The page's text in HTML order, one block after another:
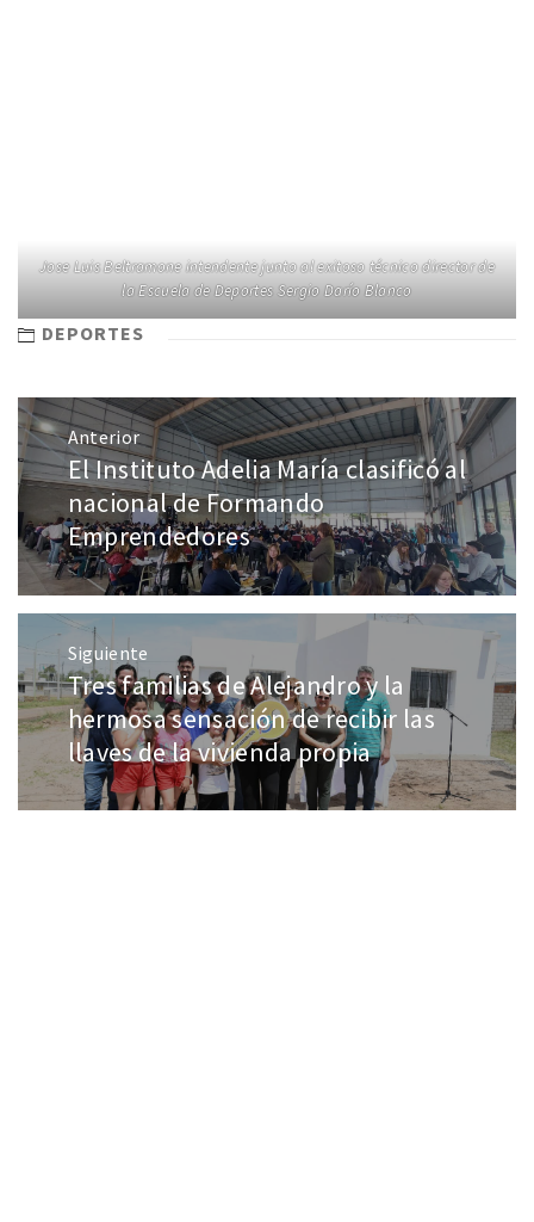
Jose Luis Beltramone intendente junto al exitoso técnico director de
la Escuela de Deportes Sergio Darío Blanco
DEPORTES
Anterior
El Instituto Adelia María clasificó al
nacional de Formando
Emprendedores
Siguiente
Tres familias de Alejandro y la
hermosa sensación de recibir las
llaves de la vivienda propia